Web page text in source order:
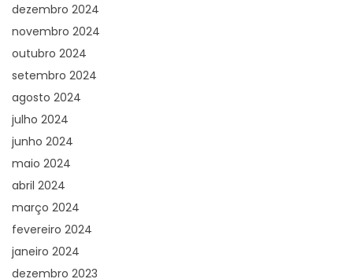
dezembro 2024
novembro 2024
outubro 2024
setembro 2024
agosto 2024
julho 2024
junho 2024
maio 2024
abril 2024
março 2024
fevereiro 2024
janeiro 2024
dezembro 2023